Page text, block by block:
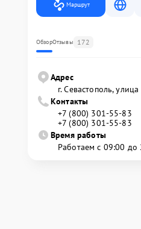
Маршрут
ОбзорОтзывы 172
Адрес
г. Севастополь,
Контакты
+7 (800) 301-55-83
+7 (800) 301-55-83
Время работы
Работаем с 09:00 до